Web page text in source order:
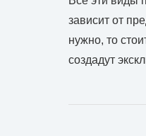
зависит от
нужно, то
создадут